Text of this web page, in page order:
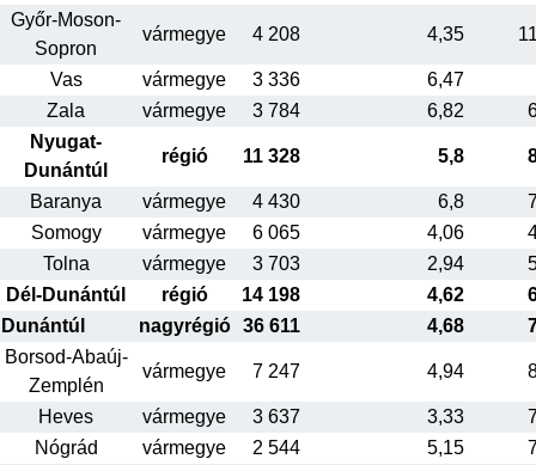
Győr-Moson-
Sopron
vármegye 4 208 4,35
Vas vármegye 3 336
6,47
Zala
vármegye 3 784 6,82
Nyugat-
Dunántúl
régió 11 328 5,8
Baranya vármegye 4 430 6,8
Somogy
vármegye 6 065 4,06
Tolna
vármegye 3 703 2,94
Dél-Dunántúl
régió 14 198 4,62
Dunántúl
nagyrégió 36 611 4,68
Borsod-Abaúj-
Zemplén
vármegye 7 247 4,94
Heves vármegye 3 637 3,33
Nógrád
vármegye 2 544 5,15